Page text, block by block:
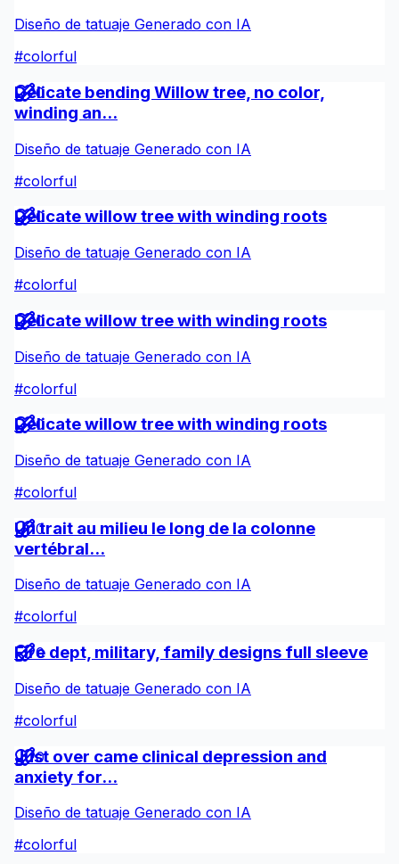
Diseño de tatuaje Generado con IA
#colorful
0
Delicate bending Willow tree, no color,
winding an...
Diseño de tatuaje Generado con IA
#colorful
0
Delicate willow tree with winding roots
Diseño de tatuaje Generado con IA
#colorful
0
Delicate willow tree with winding roots
Diseño de tatuaje Generado con IA
#colorful
0
Delicate willow tree with winding roots
Diseño de tatuaje Generado con IA
#colorful
0
Un trait au milieu le long de la colonne
vertébral...
Diseño de tatuaje Generado con IA
#colorful
0
Fire dept, military, family designs full sleeve
Diseño de tatuaje Generado con IA
#colorful
0
Just over came clinical depression and
anxiety for...
Diseño de tatuaje Generado con IA
#colorful